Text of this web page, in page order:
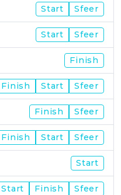
Start Sfeer
Start Sfeer
Finish
Finish Start Sfeer
Finish Sfeer
Finish Start Sfeer
Start
Start Finish Sfeer